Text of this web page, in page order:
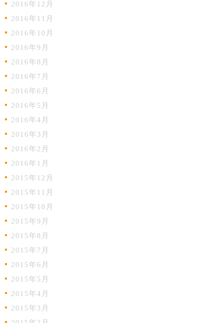
2016年12月
2016年11月
2016年10月
2016年9月
2016年8月
2016年7月
2016年6月
2016年5月
2016年4月
2016年3月
2016年2月
2016年1月
2015年12月
2015年11月
2015年10月
2015年9月
2015年8月
2015年7月
2015年6月
2015年5月
2015年4月
2015年3月